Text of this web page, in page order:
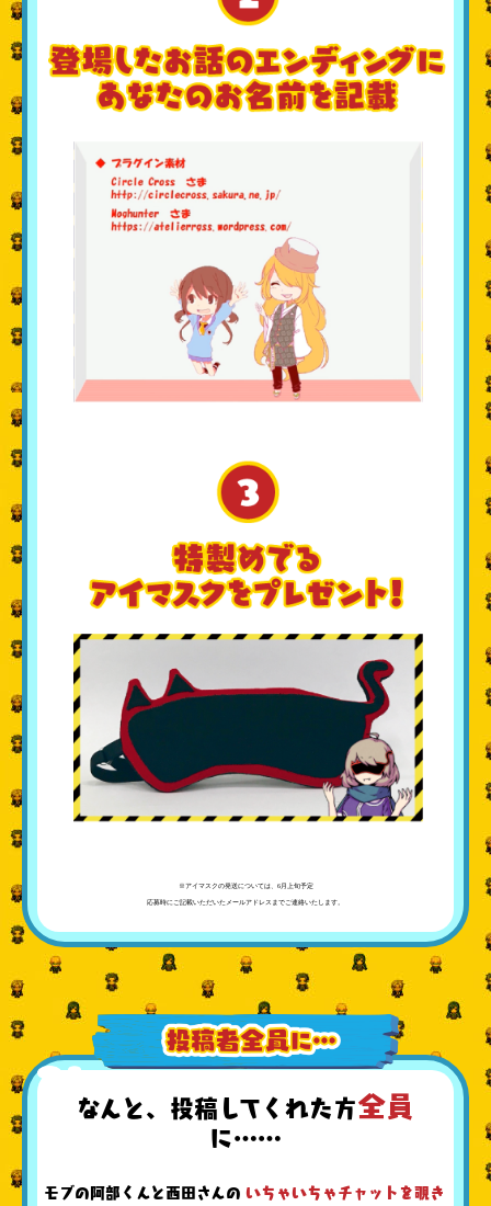
※アイマスクの発送については、6月上旬予定
応募時にご記載いただいたメールアドレスまでご連絡いたします。
なんと、投稿してくれた方全員
に……
モブの阿部くんと西田さんの いちゃいちゃチャットを覗き